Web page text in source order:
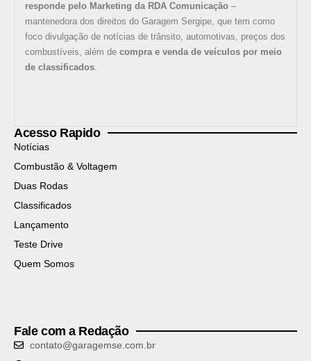
responde pelo Marketing da RDA Comunicação –
mantenedora dos direitos do Garagem Sergipe, que tem como
foco divulgação de notícias de trânsito, automotivas, preços dos
combustíveis, além de compra e venda de veículos por meio
de classificados.
Acesso Rapido
Notícias
Combustão & Voltagem
Duas Rodas
Classificados
Lançamento
Teste Drive
Quem Somos
Fale com a Redação
contato@garagemse.com.br